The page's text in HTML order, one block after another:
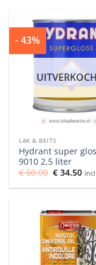
- 43%
LAK & BEITS
Hydrant super
9010 2,5 liter
€60.00
was:
€ 34.50
is: